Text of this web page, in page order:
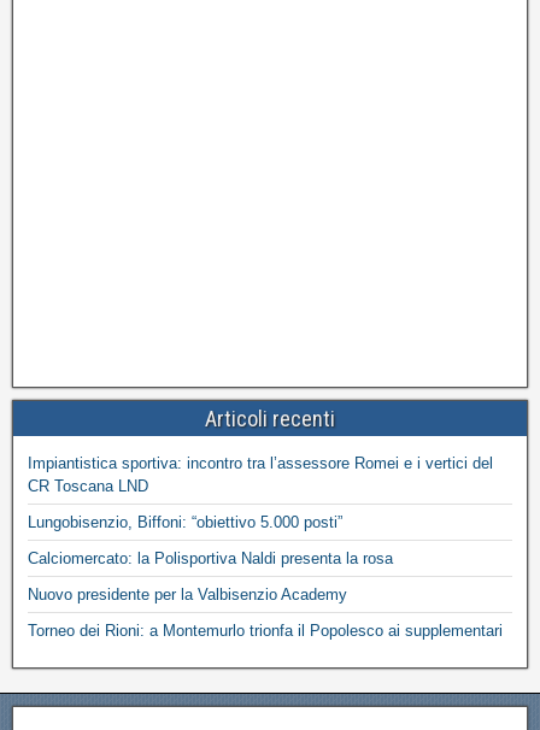
Articoli recenti
Impiantistica sportiva: incontro tra l’assessore Romei e i vertici del
CR Toscana LND
Lungobisenzio, Biffoni: “obiettivo 5.000 posti”
Calciomercato: la Polisportiva Naldi presenta la rosa
Nuovo presidente per la Valbisenzio Academy
Torneo dei Rioni: a Montemurlo trionfa il Popolesco ai supplementari